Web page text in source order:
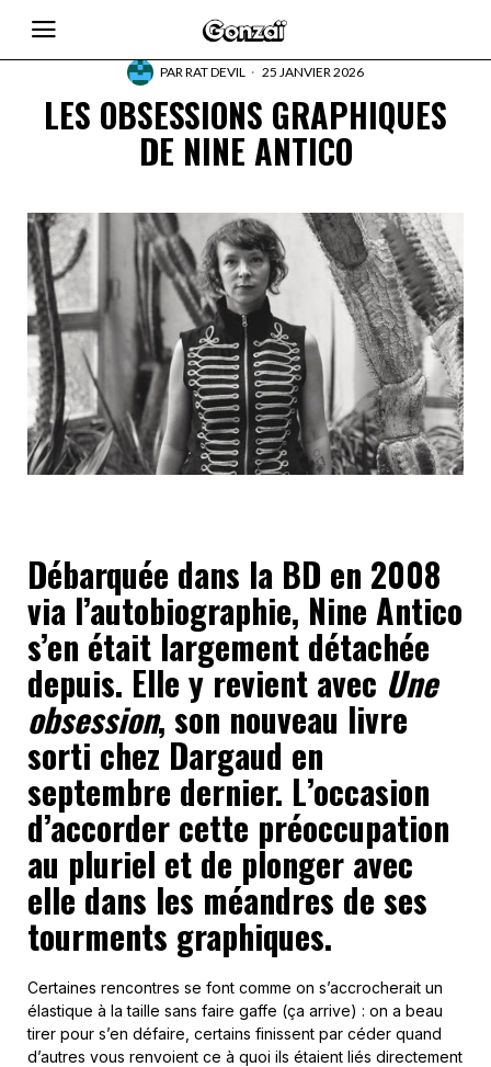
PARRAT DEVIL 25 JANVIER 2026
LES OBSESSIONS GRAPHIQUES
DE NINE ANTICO
Débarquée dans la BD en 2008
via l’autobiographie, Nine Antico
s’en était largement détachée
depuis. Elle y revient avec Une
obsession, son nouveau livre
sorti chez Dargaud en
septembre dernier. L’occasion
d’accorder cette préoccupation
au pluriel et de plonger avec
elle dans les méandres de ses
tourments graphiques.
Certaines rencontres se font comme on s’accrocherait un
élastique à la taille sans faire gaffe (ça arrive) : on a beau
tirer pour s’en défaire, certains finissent par céder quand
d’autres vous renvoient ce à quoi ils étaient liés directement